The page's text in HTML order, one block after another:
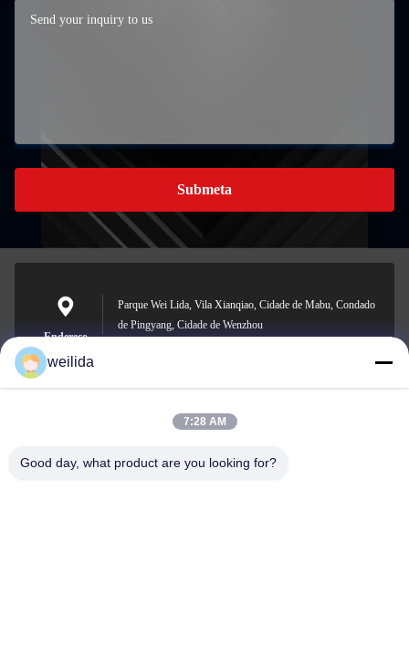
Submeta
Endereço
Parque Wei Lida, Vila Xianqiao, Cidade de Mabu, Condado
de Pingyang, Cidade de Wenzhou
E-mail
1013008132@qq.com
weilida
7:28 AM
Good day, what product are you looking for?